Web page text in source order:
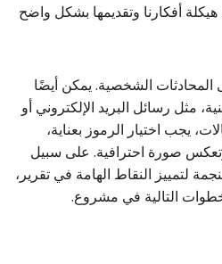
أفكارنا وتقديمها بشكل واضح
المحادثات الشخصية. يمكن أيضًا
مثل رسائل البريد الإلكتروني أو
يجب اختيار الرموز بعناية،
صورة احترافية. على سبيل
لتمييز النقاط الهامة في تقرير،
التالية في مشروع.